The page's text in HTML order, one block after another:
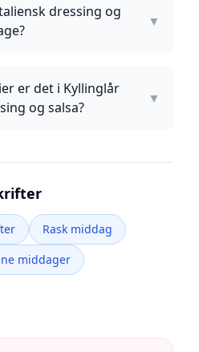
dressing og
▼
er det i Kyllinglår
og salsa?
▼
Rask middag
middager